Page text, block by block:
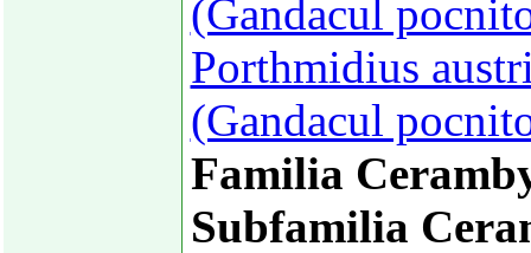
(Gandacul
Porthmidius
(Gandacul
Familia
Subfamilia